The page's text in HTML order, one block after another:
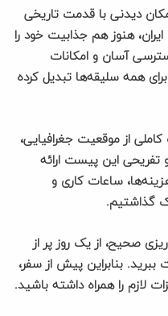
دیدنی با قدمت تاریخی
هنوز هم جذابیت خود را
آسان و امکانات
همه سلیقه‌ها تبدیل کرده
از موقعیت جغرافیایی،
این پیست ارائه
ساعات کاری و
گذاشتیم.
صحیح، از یک روز پر از
بنابراین پیش از سفر،
لازم را همراه داشته باشید.